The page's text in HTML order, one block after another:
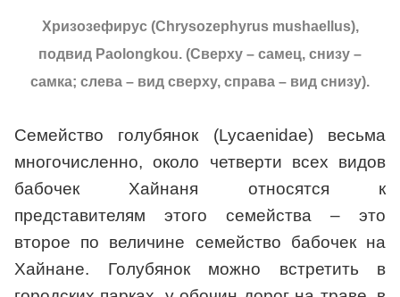
Хризозефирус (Chrysozephyrus mushaellus),
подвид Paolongkou. (Сверху – самец, снизу –
самка; слева – вид сверху, справа – вид снизу).
Семейство голубянок (Lycaenidae) весьма
многочисленно, около четверти всех видов
бабочек Хайнаня относятся к
представителям этого семейства – это
второе по величине семейство бабочек на
Хайнане. Голубянок можно встретить в